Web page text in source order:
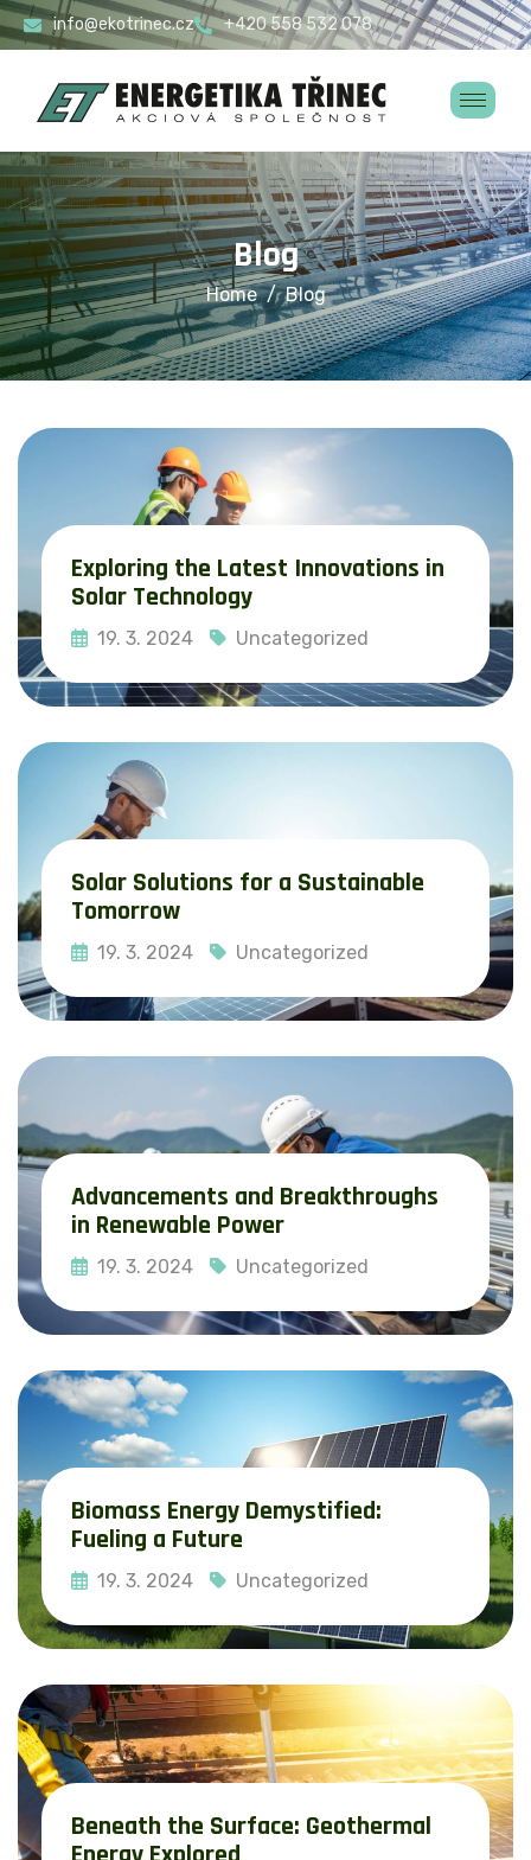
info@ekotrinec.cz +420 558 532 078
Blog
Home Blog
Exploring the Latest Innovations in
Solar Technology
19. 3. 2024 Uncategorized
Read More
Solar Solutions for a Sustainable
Tomorrow
19. 3. 2024 Uncategorized
Read More
Advancements and Breakthroughs
in Renewable Power
19. 3. 2024 Uncategorized
Read More
Biomass Energy Demystified:
Fueling a Future
19. 3. 2024 Uncategorized
Read More
Beneath the Surface: Geothermal